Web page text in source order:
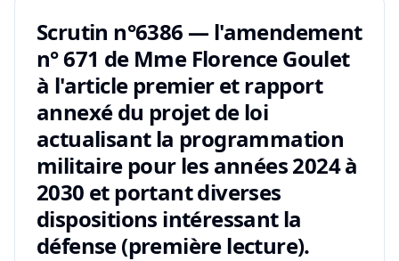
Scrutin n°6386 — l'amendement
n° 671 de Mme Florence Goulet
à l'article premier et rapport
annexé du projet de loi
actualisant la programmation
militaire pour les années 2024 à
2030 et portant diverses
dispositions intéressant la
défense (première lecture).